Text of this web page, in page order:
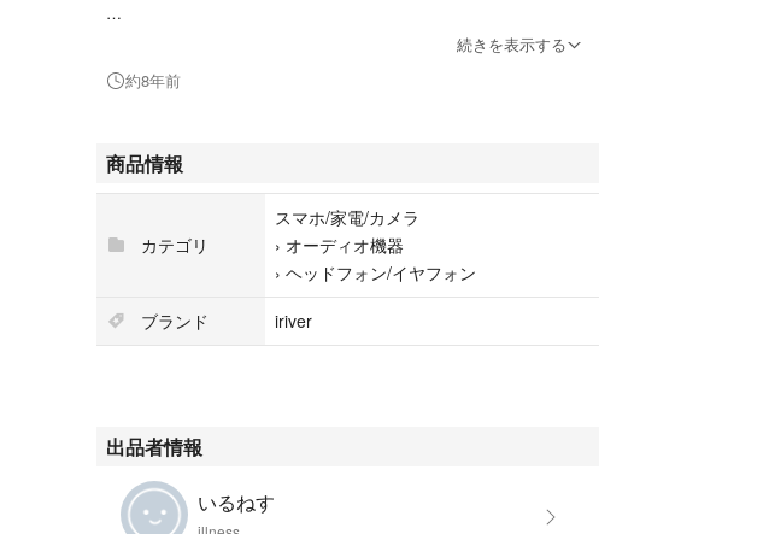
本体状態ですが、特に外で使用するということはなく（外出時はカス
た、通年防湿庫にて長期保管していたため湿気によるフィルター等の
付属品に関してですが、改造の際に取り外したXLRプラグはこちらで
処分してしまったため御座いませんが、イヤーピース等の基本的な付
属品に関しましては全て完備してあります。また、購入時のレシート
も御座います。
場合によっては交渉も可能ですので、お気軽にコメントの方お願い致
します。
k320 ak380 astell&kern iriver fiio X3 X5 X7 Plenue DX150 jh audio ca
mpfire unique melody ultimate ears ultrasone fitear westone mmcx
続きを表示する
約8年前
商品情報
カテゴリ
スマホ/家電/カメラ
› オーディオ機器
› ヘッドフォン/イヤフォン
ブランド
iriver
出品者情報
いるねす